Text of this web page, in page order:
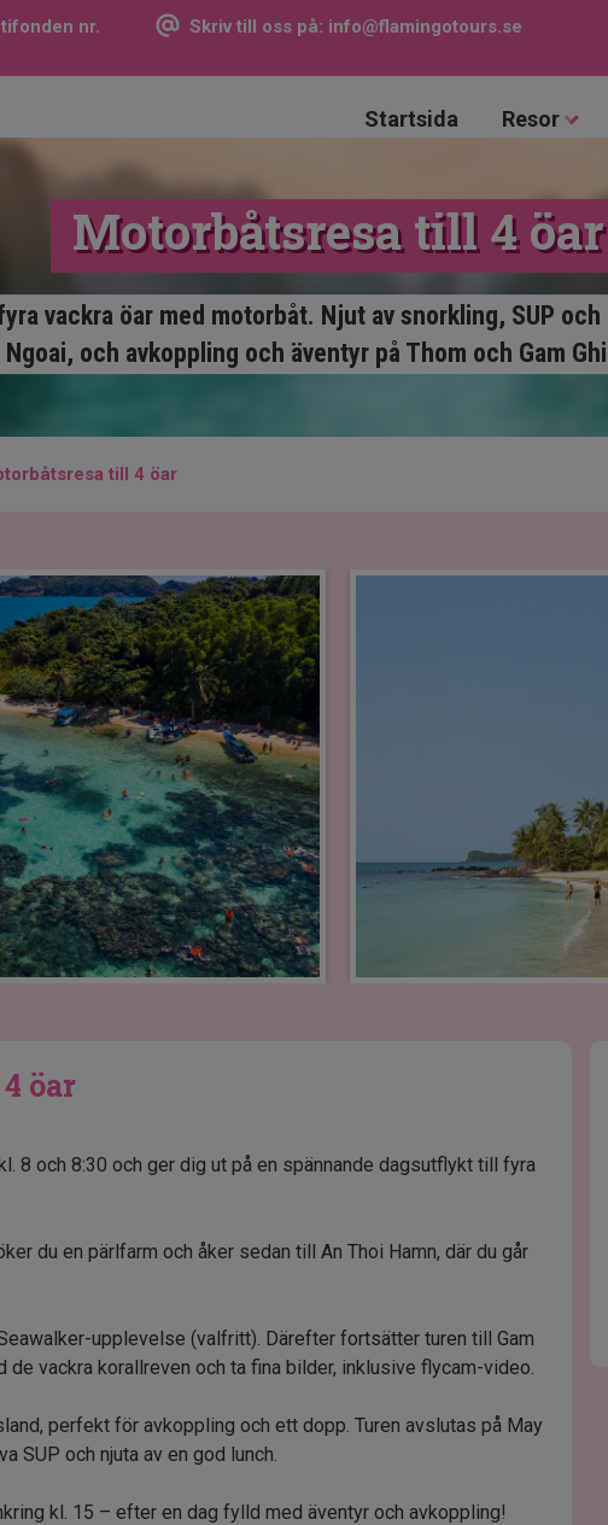
nr.
Skriv till oss på: info@flamingotours.se
Startsida Resor
Motorbåtsresa till 4 öar
vackra öar med motorbåt. Njut av snorkling, SUP och
Ngoai, och avkoppling och äventyr på Thom och Gam
till 4 öar
öar
8 och 8:30 och ger dig ut på en spännande dagsutflykt till fyra
du en pärlfarm och åker sedan till An Thoi Hamn, där du går
upplevelse (valfritt). Därefter fortsätter turen till Gam
de vackra korallreven och ta fina bilder, inklusive flycam-video.
perfekt för avkoppling och ett dopp. Turen avslutas på May
SUP och njuta av en god lunch.
kl. 15 – efter en dag fylld med äventyr och avkoppling!